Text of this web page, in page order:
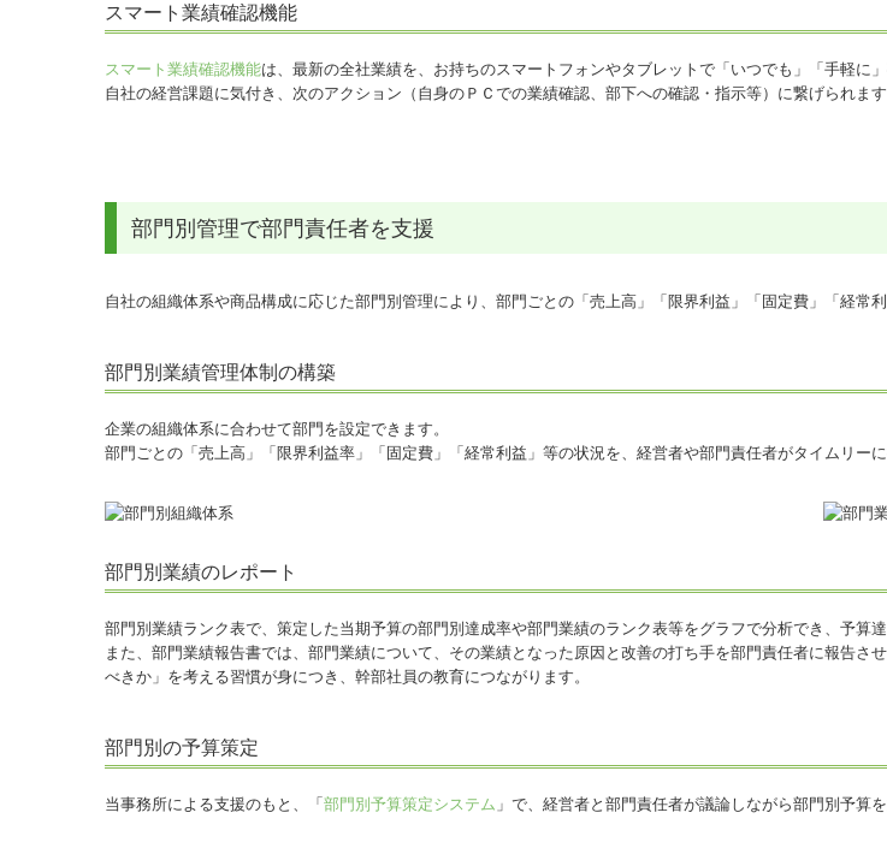
スマート業績確認機能
スマート業績確認機能は、最新の全社業績を、お持ちのスマートフォンやタブレットで「いつでも」「手軽に」
自社の経営課題に気付き、次のアクション（自身のＰＣでの業績確認、部下への確認・指示等）に繋げられます
部門別管理で部門責任者を支援
自社の組織体系や商品構成に応じた部門別管理により、部門ごとの「売上高」「限界利益」「固定費」「経常
部門別業績管理体制の構築
企業の組織体系に合わせて部門を設定できます。
部門ごとの「売上高」「限界利益率」「固定費」「経常利益」等の状況を、経営者や部門責任者がタイムリーに
部門別業績のレポート
部門別業績ランク表で、策定した当期予算の部門別達成率や部門業績のランク表等をグラフで分析でき、予算
また、部門業績報告書では、部門業績について、その業績となった原因と改善の打ち手を部門責任者に報告
べきか」を考える習慣が身につき、幹部社員の教育につながります。
部門別の予算策定
当事務所による支援のもと、「 部門別予算策定システム 」で、経営者と部門責任者が議論しながら部門別予算を